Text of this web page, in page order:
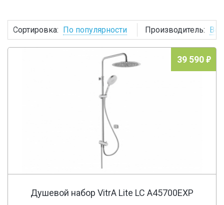
Сортировка: По популярности Производитель: Все
39 590
Душевой набор VitrA Lite LC A45700EXP